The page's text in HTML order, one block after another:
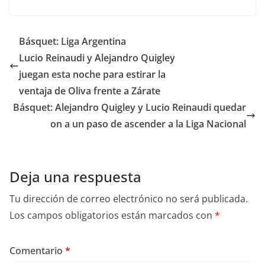
Básquet: Liga Argentina
Lucio Reinaudi y Alejandro Quigley
juegan esta noche para estirar la
ventaja de Oliva frente a Zárate
Básquet: Alejandro Quigley y Lucio Reinaudi quedar
on a un paso de ascender a la Liga Nacional
Deja una respuesta
Tu dirección de correo electrónico no será publicada.
Los campos obligatorios están marcados con *
Comentario *